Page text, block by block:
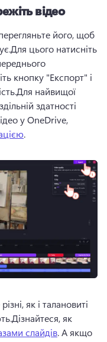
відео
його, щоб
Для цього натисніть
кнопку "Експорт" і
Для найвищої
здатності
у OneDrive,
.
як і талановиті
Дізнайтеся, як
слайдів. А якщо